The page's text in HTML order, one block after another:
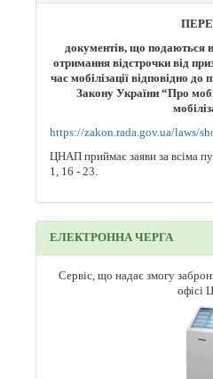
документів, що подаються
отримання відстрочки від
час мобілізації відповідно до
Закону України “Про
https://zakon.rada.gov.ua/laws/
ЦНАП приймає заяви за
1, 16 - 23.
ЕЛЕКТРОННА ЧЕРГА
Сервіс, що надає змогу
офісі